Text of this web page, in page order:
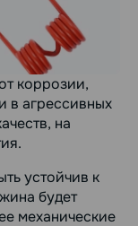
коррозии,
в агрессивных
на
устойчив к
будет
механические